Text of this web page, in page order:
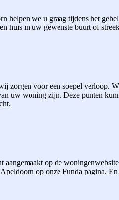
helpen we u graag tijdens het
huis in uw gewenste buurt of
zorgen voor een soepel verloop.
uw woning zijn. Deze punten
op de
op onze Funda pagina.